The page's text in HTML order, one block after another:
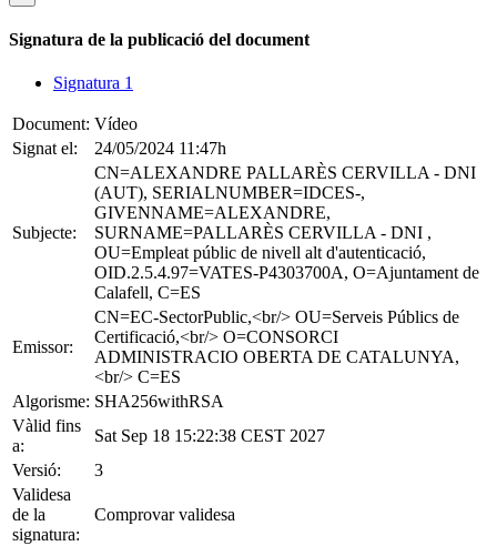
Signatura de la publicació del document
Signatura 1
Document: Vídeo
Signat el:
24/05/2024 11:47h
Subjecte:
CN=ALEXANDRE PALLARÈS CERVILLA - DNI
(AUT), SERIALNUMBER=IDCES-,
GIVENNAME=ALEXANDRE,
SURNAME=PALLARÈS CERVILLA - DNI ,
OU=Empleat públic de nivell alt d'autenticació,
OID.2.5.4.97=VATES-P4303700A, O=Ajuntament de
Calafell, C=ES
Emissor:
CN=EC-SectorPublic,<br/> OU=Serveis Públics de
Certificació,<br/> O=CONSORCI
ADMINISTRACIO OBERTA DE CATALUNYA,
<br/> C=ES
Algorisme: SHA256withRSA
Vàlid fins
a:
Sat Sep 18 15:22:38 CEST 2027
Versió:
3
Validesa
de la
signatura:
Comprovar validesa